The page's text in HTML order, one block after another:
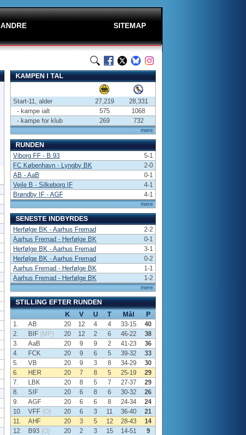
ANDRE SITEMAP
KAMPEN I TAL
mere
Start-11, alder 27,219
28,331
- kampe ialt
575
1068
- kampe for klub
269 732
RUNDEN
mere
Viborg FF - B.93
5-1
FC København - Lyngby BK
2-0
AB - AaB
0-1
Vejle B - Silkeborg IF
4-1
Brøndby IF - AGF
4-1
SENESTE INDBYRDES
mere
Herfølge BK - Aarhus Fremad
2-2
Aarhus Fremad - Herfølge BK
0-1
Herfølge BK - Aarhus Fremad
3-1
Herfølge BK - Aarhus Fremad
0-2
Aarhus Fremad - Herfølge BK
1-1
Aarhus Fremad - Herfølge BK
1-2
STILLING EFTER RUNDEN
K
V U T Mål P
1. AB 20 12 4 4 33-15
40
2.
BIF (MP) 20 12 2 6 46-22
38
3.
AaB 20 9 9 2 41-23
36
4.
FCK 20 9 6 5 39-32
33
5.
VB 20 9 3 8 34-29
30
6.
HER 20 7 8 5 25-19
29
7.
LBK 20 8 5 7 27-37
29
8.
SIF 20 6 8 6 30-32
26
9.
AGF 20 6 6 8 24-34
24
10.
VFF (O) 20 6 3 11 36-40
21
11.
AHF 20 3 5 12 28-43
14
12.
B93 (O) 20 2 3 15 14-51 9